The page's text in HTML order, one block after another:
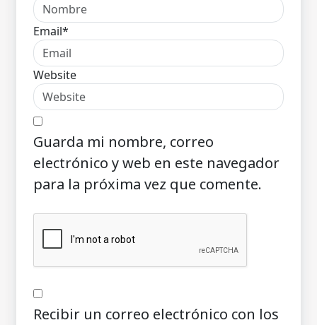
Email*
Website
Guarda mi nombre, correo
electrónico y web en este navegador
para la próxima vez que comente.
Recibir un correo electrónico con los